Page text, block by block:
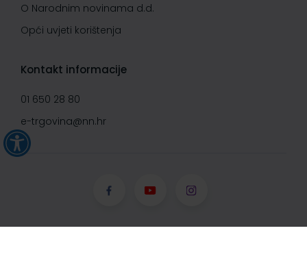
O Narodnim novinama d.d.
Opći uvjeti korištenja
Kontakt informacije
01 650 28 80
e-trgovina@nn.hr